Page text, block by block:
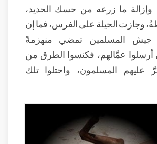
وإزالة ما زرعه من حسك الحديد،
وجازت الحيلة على الفرس، فما إن
جيش المسلمين تمضي منهزمةً
أرسلوا عمَّالهم، فكنسوا الطرق من
عليهم المسلمون، واحتلوا تلك